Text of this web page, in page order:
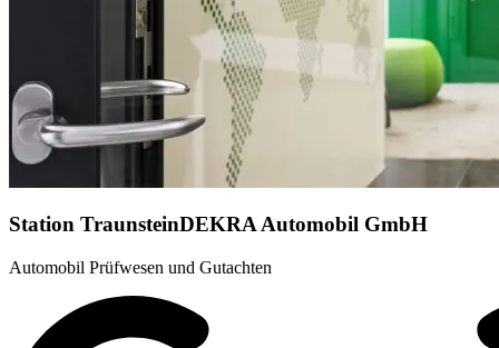
Station TraunsteinDEKRA Automobil GmbH
Automobil Prüfwesen und Gutachten